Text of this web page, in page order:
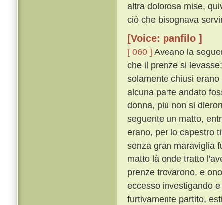
altra dolorosa mise,
ciò che bisognava
[Voice: panfilo ]
[ 060 ] Aveano la
che il prenze si
solamente chiusi
alcuna parte andato
donna, piú non si
seguente un matto,
erano, per lo capestro
senza gran maraviglia
matto là onde tratto
prenze trovarono, e
eccesso investigando
furtivamente partito,